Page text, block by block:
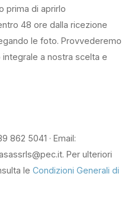
prima di aprirlo
48 ore dalla ricezione
le foto. Provvederemo
a nostra scelta e
862 5041 · Email:
Per ulteriori
le Condizioni Generali di